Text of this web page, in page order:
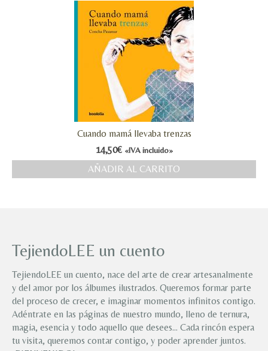
Cuando mamá llevaba trenzas
14,50€ «IVA incluido»
AÑADIR AL CARRITO
TejiendoLEE un cuento
TejiendoLEE un cuento, nace del arte de crear artesanalmente
y del amor por los álbumes ilustrados. Queremos formar parte
del proceso de crecer, e imaginar momentos infinitos contigo.
Adéntrate en las páginas de nuestro mundo, lleno de ternura,
magia, esencia y todo aquello que desees… Cada rincón espera
tu visita, queremos contar contigo, y poder aprender juntos.